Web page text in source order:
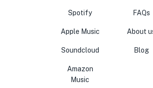
Spotify
Apple Music
Soundcloud
Amazon
Music
FAQs
About
Blog